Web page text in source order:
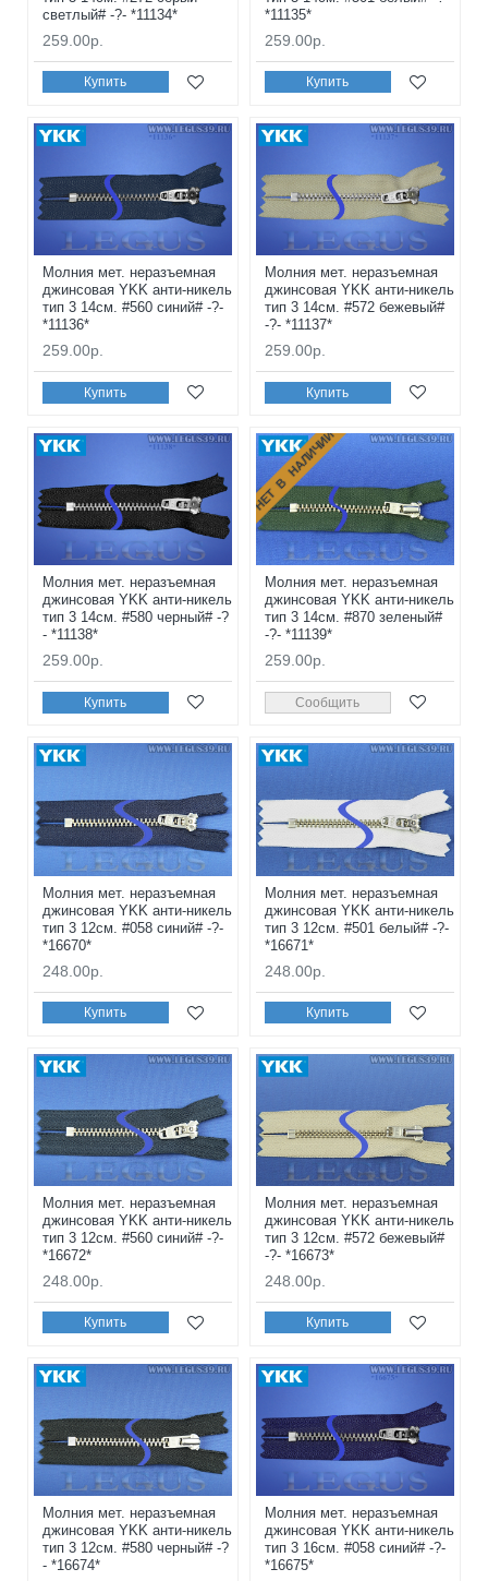
светлый# -?- *11134*
259.00р.
Купить
*11135*
259.00р.
Купить
Молния мет. неразъемная
джинсовая YKK анти-никель
тип 3 14см. #560 синий# -?-
*11136*
259.00р.
Купить
Молния мет. неразъемная
джинсовая YKK анти-никель
тип 3 14см. #572 бежевый#
-?- *11137*
259.00р.
Купить
Молния мет. неразъемная
джинсовая YKK анти-никель
тип 3 14см. #580 черный# -?
- *11138*
259.00р.
Купить
НЕТ В НАЛИЧИИ
Молния мет. неразъемная
джинсовая YKK анти-никель
тип 3 14см. #870 зеленый#
-?- *11139*
259.00р.
Сообщить
Молния мет. неразъемная
джинсовая YKK анти-никель
тип 3 12см. #058 синий# -?-
*16670*
248.00р.
Купить
Молния мет. неразъемная
джинсовая YKK анти-никель
тип 3 12см. #501 белый# -?-
*16671*
248.00р.
Купить
Молния мет. неразъемная
джинсовая YKK анти-никель
тип 3 12см. #560 синий# -?-
*16672*
248.00р.
Купить
Молния мет. неразъемная
джинсовая YKK анти-никель
тип 3 12см. #572 бежевый#
-?- *16673*
248.00р.
Купить
Молния мет. неразъемная
джинсовая YKK анти-никель
тип 3 12см. #580 черный# -?
- *16674*
Молния мет. неразъемная
джинсовая YKK анти-никель
тип 3 16см. #058 синий# -?-
*16675*